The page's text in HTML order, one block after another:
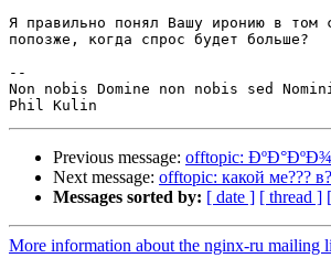
Я правильно понял Вашу иронию в том
попозже, когда спрос будет больше?
--
Non nobis Domine non nobis sed
Previous message: offtopic:
Next message: offtopic: какой ме???
Messages sorted by: [ date ] [ thread ]
More information about the nginx-ru mailing